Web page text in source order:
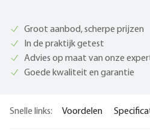
Groot aanbod, scherpe prijzen
In de praktijk getest
Advies op maat van onze
Goede kwaliteit en garantie
Snelle links: Voordelen